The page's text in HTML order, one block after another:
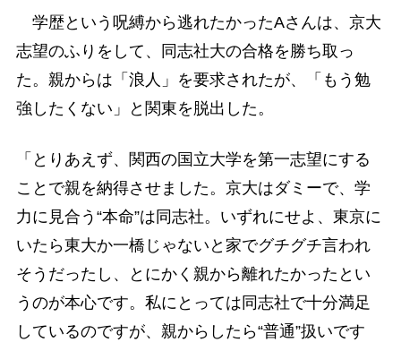
学歴という呪縛から逃れたかったAさんは、京大
志望のふりをして、同志社大の合格を勝ち取っ
た。親からは「浪人」を要求されたが、「もう勉
強したくない」と関東を脱出した。
「とりあえず、関西の国立大学を第一志望にする
ことで親を納得させました。京大はダミーで、学
力に見合う“本命”は同志社。いずれにせよ、東京に
いたら東大か一橋じゃないと家でグチグチ言われ
そうだったし、とにかく親から離れたかったとい
うのが本心です。私にとっては同志社で十分満足
しているのですが、親からしたら“普通”扱いです